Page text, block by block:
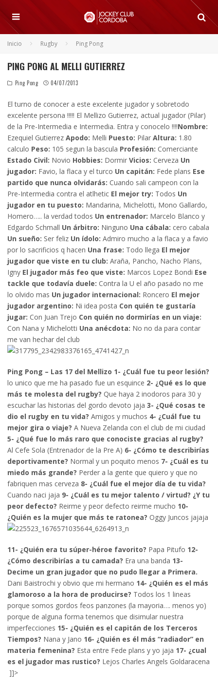
Inicio Rugby Ping Pong
PING PONG AL MELLI GUTIERREZ
Ping Pong 04/07/2013
El turno de conocer a este excelente jugador y sobretodo
excelente persona !!!!! El Mellizo Gutierrez, actual jugador (Pilar)
de la Pre-Intermedia e Intermedia. Entra y conocelo !!!!Nombre:
Ezequiel Gutierrez Apodo: Melli Puesto: Pilar Altura: 1.80
calculo Peso: 105 segun la bascula Profesión: Comerciante
Estado Civil: Novio Hobbies: Dormir Vicios: Cerveza Un
jugador: Favio, la flaca y el turco Un capitán: Fede plans Ese
partido que nunca olvidarás: Cuando sali campeon con la
Pre-Intermedia contra el atlhetic El mejor try: Todos Un
jugador en tu puesto: Mandarina, Michelotti, Mono Gallardo,
Homero….. la verdad todos Un entrenador: Marcelo Blanco y
Edgardo Schmall Un árbitro: Ninguno Una cábala: cero cabala
Un sueño: Ser feliz Un ídolo: Admiro mucho a la flaca y a favio
por lo sacrificios q hacen Una frase: Todo llega El mejor
jugador que viste en tu club: Araña, Pancho, Nacho Plans,
Igny El jugador más feo que viste: Marcos Lopez Bondi Ese
tackle que todavía duele: Contra la U el año pasado no me
lo olvido mas Un jugador internacional: Roncero El mejor
jugador argentino: Ni idea posta Con quién te gustaría
jugar: Con Juan Trejo Con quién no dormirías en un viaje:
Con Nana y Michelotti Una anécdota: No no da para contar
me van hechar del club
Ping Pong – Las 17 del Mellizo 1- ¿Cuál fue tu peor lesión?
lo unico que me ha pasado fue un esquince 2- ¿Qué es lo que
más te molesta del rugby? Que haya 2 inodoros para 30 y
escuchar las historias del gordo devoto jaja 3- ¿Qué cosas te
dio el rugby en tu vida? Amigos y muchos 4- ¿Cuál fue tu
mejor gira o viaje? A Nueva Zelanda con el club de mi ciudad
5- ¿Qué fue lo más raro que conociste gracias al rugby?
Al Cefe Sola (Entrenador de la Pre A) 6- ¿Cómo te describirías
deportivamente? Normal y un poquito menos 7- ¿Cuál es tu
miedo más grande? Perder a la gente que quiero y que no
fabriquen mas cerveza 8- ¿Cuál fue el mejor día de tu vida?
Cuando naci jaja 9- ¿Cuál es tu mejor talento / virtud? ¿Y tu
peor defecto? Reirme y peor defecto reirme mucho 10-
¿Quién es la mujer que más te ratonea? Oggy Juncos jajaja
11- ¿Quién era tu súper-héroe favorito? Papa Pitufo 12-
¿Cómo describirías a tu camada? Era una banda 13-
Decime un gran jugador que no pudo llegar a Primera.
Dani Baistrochi y obvio que mi hermano 14- ¿Quién es el más
glamoroso a la hora de producirse? Todos los 1 lineas
porque somos gordos feos panzones (la mayoria…. menos yo)
porque de alguna forma tenemos que disimular nuestra
imperfecciones 15- ¿Quién es el capitán de los Terceros
Tiempos? Nana y Jano 16- ¿Quién es él más “radiador” en
materia femenina? Esta entre Fede plans y yo jaja 17- ¿cual
es el jugador mas rustico? Lejos Charles Angels Goldaracena
]]>